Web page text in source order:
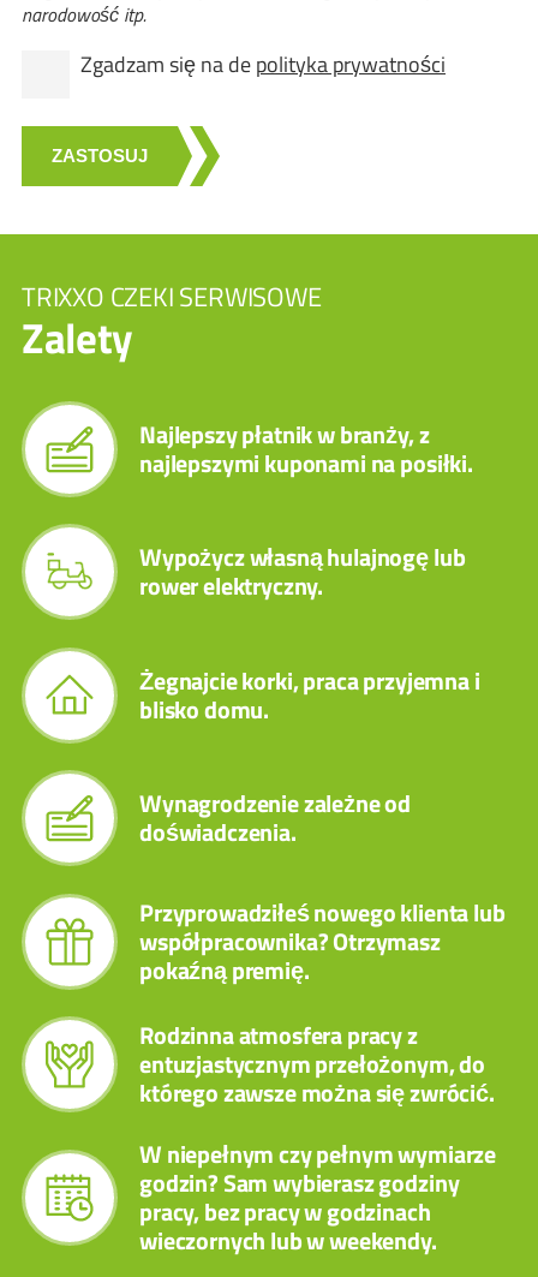
TRIXXO CZEKI SERWISOWE
Zalety
Najlepszy płatnik w branży, z
najlepszymi kuponami na posiłki.
Wypożycz własną hulajnogę lub
rower elektryczny.
Żegnajcie korki, praca przyjemna i
blisko domu.
Wynagrodzenie zależne od
doświadczenia.
Przyprowadziłeś nowego klienta lub
współpracownika? Otrzymasz
pokaźną premię.
Rodzinna atmosfera pracy z
entuzjastycznym przełożonym, do
którego zawsze można się zwrócić.
W niepełnym czy pełnym wymiarze
godzin? Sam wybierasz godziny
pracy, bez pracy w godzinach
wieczornych lub w weekendy.
narodowość itp.
Zgadzam się na depolityka prywatności
ZASTOSUJ